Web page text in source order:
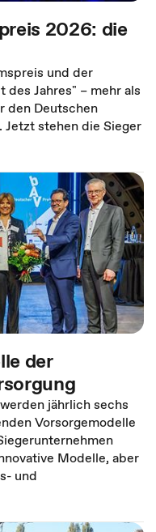
2026: die
und der
Jahres" – mehr als
den Deutschen
stehen die Sieger
der
jährlich sechs
Vorsorgemodelle
Modelle, aber
und